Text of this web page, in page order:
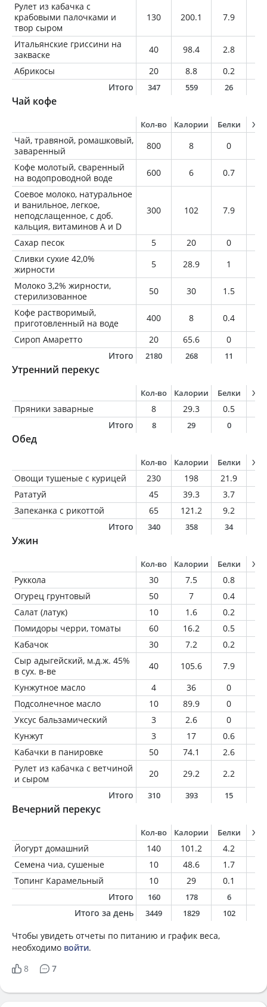
Рулет из кабачка с
крабовыми палочками и
твор сыром
130 200.1 7.9
Итальянские гриссини на
закваске
40 98.4 2.8
Абрикосы
20 8.8 0.2
Итого
347 559 26
Чай кофе
Кол-во Калории Белки
Чай, травяной, ромашковый,
заваренный
800 8 0
Кофе молотый, сваренный
на водопроводной воде
600 6 0.7
Соевое молоко, натуральное
и ванильное, легкое,
неподслащенное, с доб.
кальция, витаминов A и D
300 102 7.9
Сахар песок 5 20 0
Сливки сухие 42,0%
жирности
5 28.9 1
Молоко 3,2% жирности,
стерилизованное
50 30 1.5
Кофе растворимый,
приготовленный на воде
400 8 0.4
Сироп Амаретто
20 65.6 0
Итого
2180 268 11
Утренний перекус
Кол-во Калории Белки
Пряники заварные 8 29.3 0.5
Итого
8 29 0
Обед
Кол-во Калории Белки
Овощи тушеные с курицей 230 198 21.9
Рататуй
45 39.3 3.7
Запеканка с рикоттой
65 121.2 9.2
Итого
340 358 34
Ужин
Кол-во Калории Белки
Руккола 30 7.5 0.8
Огурец грунтовый
50 7 0.4
Салат (латук)
10 1.6 0.2
Помидоры черри, томаты
60 16.2 0.5
Кабачок
30 7.2 0.2
Сыр адыгейский, м.д.ж. 45%
в сух. в-ве
40 105.6 7.9
Кунжутное масло
4 36 0
Подсолнечное масло
10 89.9 0
Уксус бальзамический
3 2.6 0
Кунжут
3 17 0.6
Кабачки в панировке
50 74.1 2.6
Рулет из кабачка с ветчиной
и сыром
20 29.2 2.2
Итого
310 393 15
Вечерний перекус
Кол-во Калории Белки
Йогурт домашний 140 101.2 4.2
Семена чиа, сушеные
10 48.6 1.7
Топинг Карамельный
10 29 0.1
Итого
160 178 6
Итого за день 3449 1829 102
Чтобы увидеть отчеты по питанию и график веса,
необходимо войти.
8
7